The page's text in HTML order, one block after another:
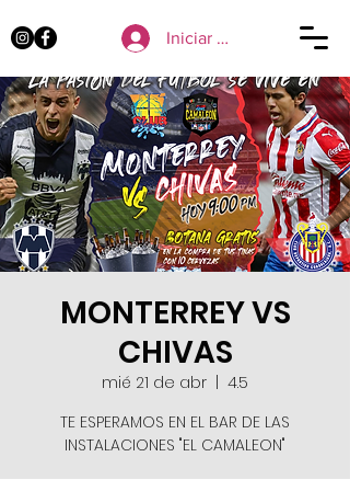
Iniciar sesión
MONTERREY VS
CHIVAS
mié 21 de abr
4.5
TE ESPERAMOS EN EL BAR DE LAS